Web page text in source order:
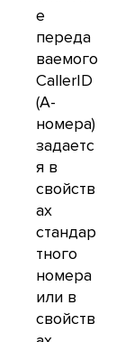
е
переда
ваемого
CallerID
(А-
номера)
задаетс
я в
свойств
ах
стандар
тного
номера
или в
свойств